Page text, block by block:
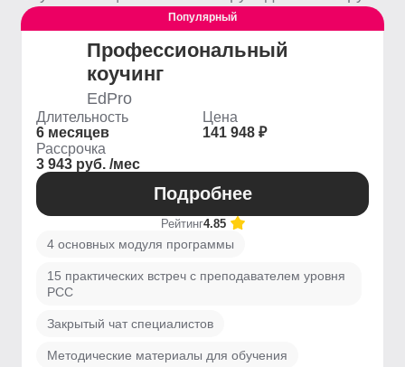
Популярный
Профессиональный
коучинг
EdPro
Длительность
6 месяцев
Цена
141 948 ₽
Рассрочка
3 943 руб. /мес
Подробнее
Рейтинг4.85
4 основных модуля программы
15 практических встреч с преподавателем уровня
PCC
Закрытый чат специалистов
Методические материалы для обучения